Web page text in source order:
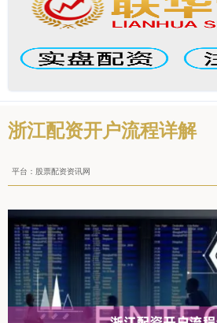
浙江配资开户流程详解
平台：股票配资资讯网